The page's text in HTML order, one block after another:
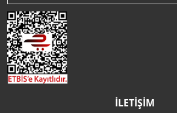
İLETİŞİM